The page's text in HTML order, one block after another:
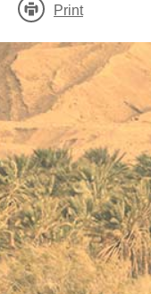
Print